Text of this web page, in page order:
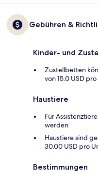
Gebühren &
Kinder- und
Zustellbetten
von 15.0 USD
Haustiere
Für
werden
Haustiere sind
30.00 USD pro
Bestimmungen